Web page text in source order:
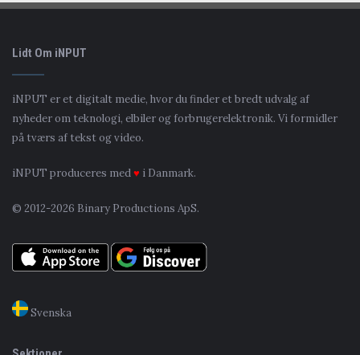
Lidt Om iNPUT
iNPUT er et digitalt medie, hvor du finder et bredt udvalg af
nyheder om teknologi, elbiler og forbrugerelektronik. Vi formidler
på tværs af tekst og video.
iNPUT produceres med♥ i Danmark.
© 2012-2026 Binary Productions ApS.
Svenska